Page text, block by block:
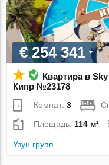
€ 254 341
Квартира в
Кипр №23178
Комнат:3
Площадь: 114 м²
Узун групп